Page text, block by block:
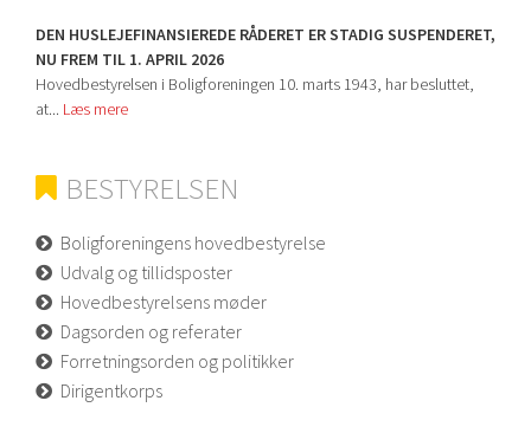
DEN HUSLEJEFINANSIEREDE RÅDERET ER STADIG SUSPENDERET,
NU FREM TIL 1. APRIL 2026
Hovedbestyrelsen i Boligforeningen 10. marts 1943, har besluttet,
at... Læs mere
BESTYRELSEN
Boligforeningens hovedbestyrelse
Udvalg og tillidsposter
Hovedbestyrelsens møder
Dagsorden og referater
Forretningsorden og politikker
Dirigentkorps